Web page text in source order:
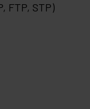
FTP, STP)